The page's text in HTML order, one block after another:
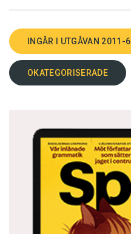
INGÅR I UTGÅVAN 2011-6
OKATEGORISERADE